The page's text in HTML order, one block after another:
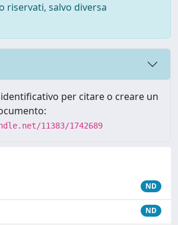
riservati, salvo diversa
per citare o creare un
11383/1742689
ND
ND